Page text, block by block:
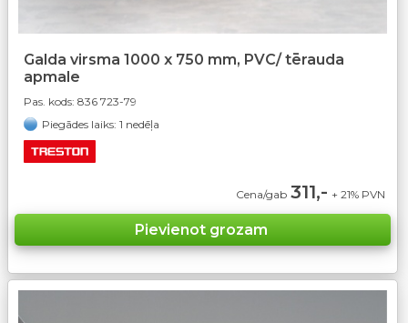
Galda virsma 1000 x 750 mm, PVC/ tērauda
apmale
Pas. kods: 836 723-79
Piegādes laiks: 1 nedēļa
Cena/gab 311,- + 21% PVN